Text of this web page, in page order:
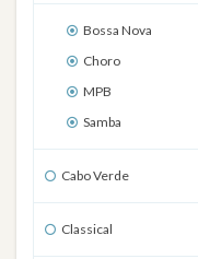
Bossa Nova
Choro
MPB
Samba
Cabo Verde
Classical